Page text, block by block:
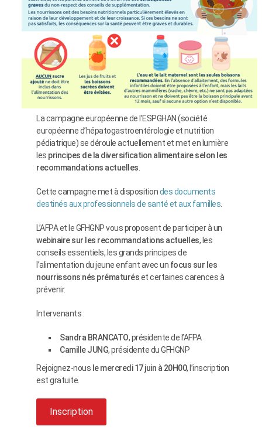
La campagne européenne de l’ESPGHAN (société
européenne d’hépatogastroentérologie et nutrition
pédiatrique) se déroule actuellement et met en lumière
les principes de la diversification alimentaire selon les
recommandations actuelles
Cette campagne met à dispositiondes documents
destinés aux professionnels de santé et aux familles
L’AFPA et le GFHGNP vous proposent de participer à un
webinaire sur les recommandations actuelles, les
conseils essentiels, les grands principes de
l’alimentation du jeune enfant avec un focus sur les
nourrissons nés prématuréset certaines carences à
prévenir.
Intervenants :
Sandra BRANCATO, présidente de l’AFPA
Camille JUNG, présidente du GFHGNP
Rejoignez-nous le mercredi 17 juin à 20H00, l’inscription
est gratuite.
Inscription